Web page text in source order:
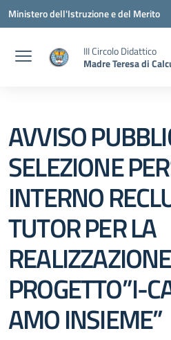
Vai ai contenuti
Vai al menu di navigazione
Vai al footer
Ministero dell'Istruzione e del Merito
III Circolo Didattico
Madre Teresa di
AVVISO
SELEZIONE
INTERNO
TUTOR PER LA
PROGETTO”I-
AMO INSIEME”